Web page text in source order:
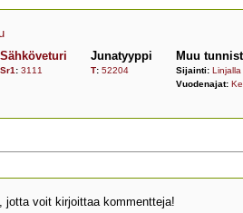
Sähköveturi
Sr1 : 3111
Junatyyppi
T: 52204
Muu
Sijainti: Linjalla
Vuodenajat:
, jotta voit kirjoittaa kommentteja!